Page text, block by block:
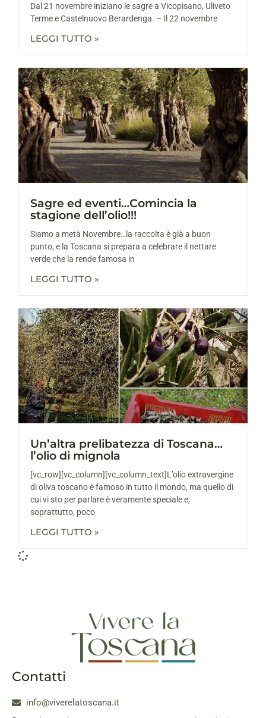
Dal 21 novembre iniziano le sagre a Vicopisano, Uliveto
Terme e Castelnuovo Berardenga. – Il 22 novembre
LEGGI TUTTO »
Sagre ed eventi…Comincia la
stagione dell’olio!!!
Siamo a metà Novembre…la raccolta è già a buon
punto, e la Toscana si prepara a celebrare il nettare
verde che la rende famosa in
LEGGI TUTTO »
Un’altra prelibatezza di Toscana…
l’olio di mignola
[vc_row][vc_column][vc_column_text]L’olio extravergine
di oliva toscano è famoso in tutto il mondo, ma quello di
cui vi sto per parlare è veramente speciale e,
soprattutto, poco
LEGGI TUTTO »
Contatti
info@viverelatoscana.it